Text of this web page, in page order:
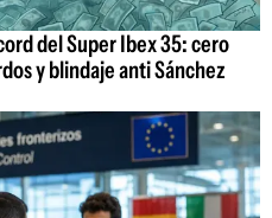
del Super Ibex 35: cero
y blindaje anti Sánchez